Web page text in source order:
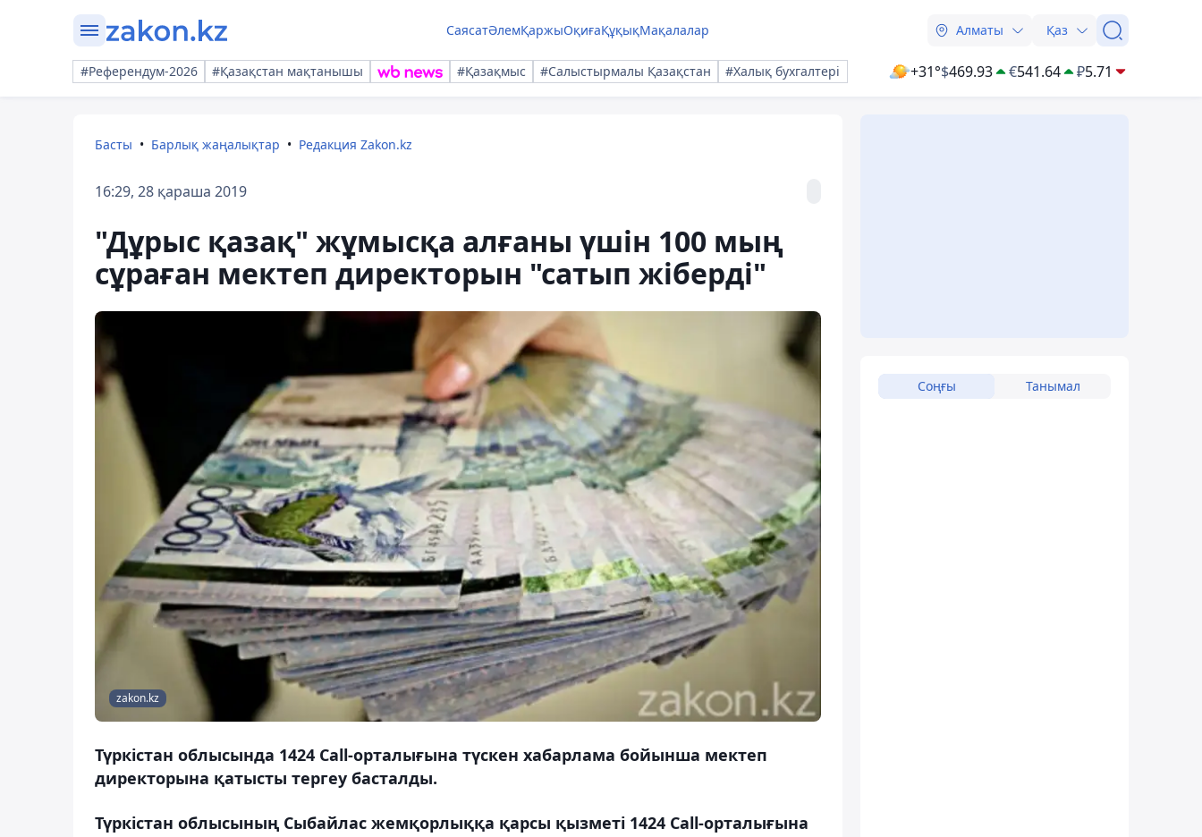
СаясатӘлемҚаржыОқиғаҚұқықМақалалар Алматы Қаз
#Референдум-2026 #Қазақстан мақтанышы #Қазақмыс #Салыстырмалы Қазақстан #Халық бухгалтері +31°$469.93 €541.64 ₽5.71
Басты Барлық жаңалықтар Редакция Zakon.kz
16:29, 28 қараша 2019
"Дұрыс қазақ" жұмысқа алғаны үшін 100 мың
сұраған мектеп директорын "сатып жіберді"
zakon.kz
Түркістан облысында 1424 Call-орталығына түскен хабарлама бойынша мектеп
директорына қатысты тергеу басталды.
Түркістан облысының Сыбайлас жемқорлыққа қарсы қызметі 1424 Call-орталығына
Соңғы Танымал